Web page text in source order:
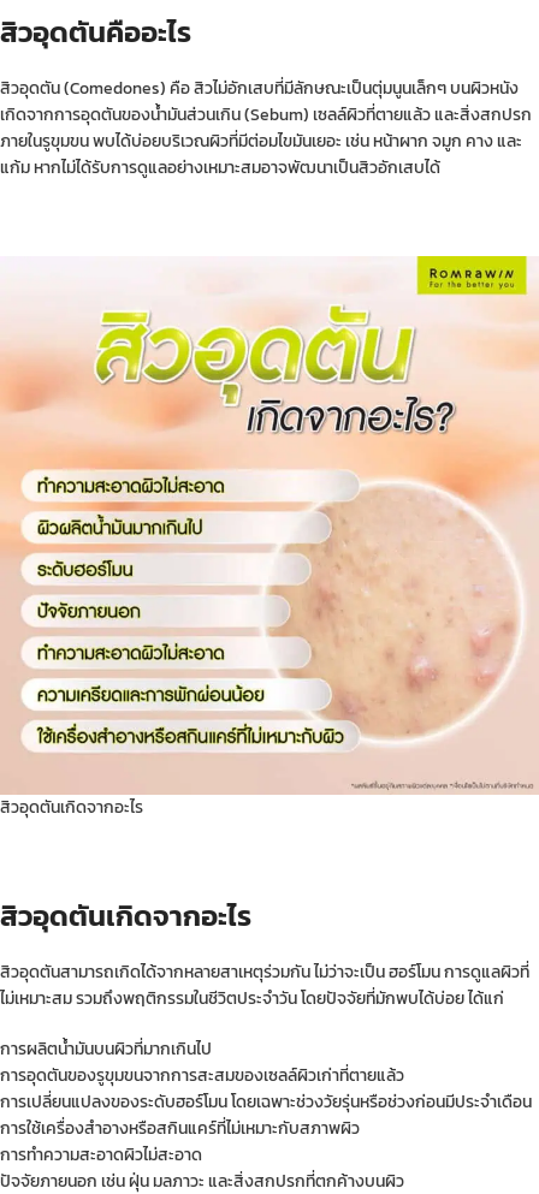
สิวอุดตันคืออะไร
สิวอุดตัน (Comedones) คือ สิวไม่อักเสบที่มีลักษณะเป็นตุ่มนูนเล็กๆ บนผิวหนัง
เกิดจากการอุดตันของน้ำมันส่วนเกิน (Sebum) เซลล์ผิวที่ตายแล้ว และสิ่งสกปรก
ภายในรูขุมขน พบได้บ่อยบริเวณผิวที่มีต่อมไขมันเยอะ เช่น หน้าผาก จมูก คาง และ
แก้ม หากไม่ได้รับการดูแลอย่างเหมาะสมอาจพัฒนาเป็นสิวอักเสบได้
สิวอุดตันเกิดจากอะไร
สิวอุดตันเกิดจากอะไร
สิวอุดตันสามารถเกิดได้จากหลายสาเหตุร่วมกัน ไม่ว่าจะเป็น ฮอร์โมน การดูแลผิวที่
ไม่เหมาะสม รวมถึงพฤติกรรมในชีวิตประจำวัน โดยปัจจัยที่มักพบได้บ่อย ได้แก่
การผลิตน้ำมันบนผิวที่มากเกินไป
การอุดตันของรูขุมขนจากการสะสมของเซลล์ผิวเก่าที่ตายแล้ว
การเปลี่ยนแปลงของระดับฮอร์โมน โดยเฉพาะช่วงวัยรุ่นหรือช่วงก่อนมีประจำเดือน
การใช้เครื่องสำอางหรือสกินแคร์ที่ไม่เหมาะกับสภาพผิว
การทำความสะอาดผิวไม่สะอาด
ปัจจัยภายนอก เช่น ฝุ่น มลภาวะ และสิ่งสกปรกที่ตกค้างบนผิว